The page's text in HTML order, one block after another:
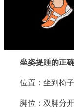
坐姿提踵的正
位置：坐到椅
脚位：双脚分